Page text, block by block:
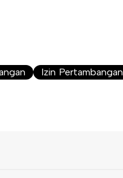
Izin Pertambangan